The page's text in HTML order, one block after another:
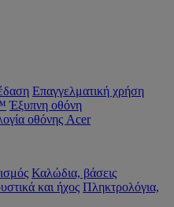
Επαγγελματική χρήση
Έξυπνη οθόνη
οθόνης Acer
Καλώδια, βάσεις
και ήχος Πληκτρολόγια,